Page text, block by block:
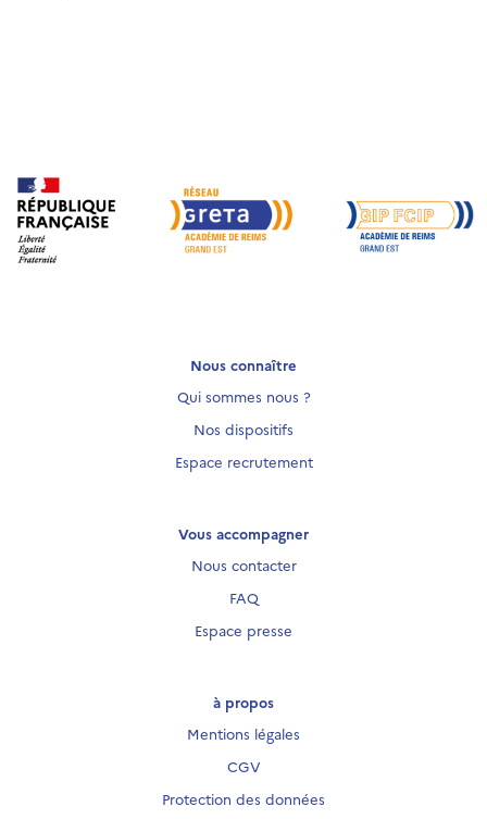
Nous connaître
Qui sommes nous ?
Nos dispositifs
Espace recrutement
Vous accompagner
Nous contacter
FAQ
Espace presse
à propos
Mentions légales
CGV
Protection des données